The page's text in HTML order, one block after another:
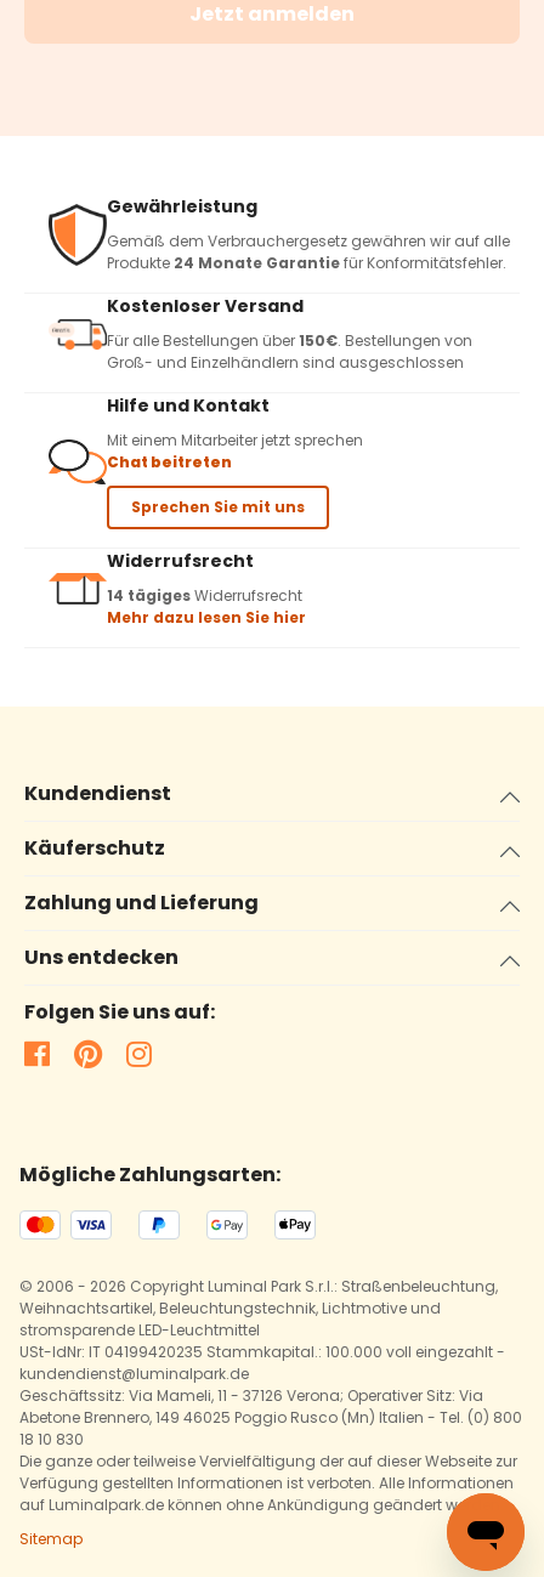
Jetzt anmelden
Gewährleistung
Gemäß dem Verbrauchergesetz gewähren wir auf alle
Produkte 24 Monate Garantiefür Konformitätsfehler.
Kostenloser Versand
Für alle Bestellungen über150€. Bestellungen von
Groß- und Einzelhändlern sind ausgeschlossen
Hilfe und Kontakt
Mit einem Mitarbeiter jetzt sprechen
Chat beitreten
Sprechen Sie mit uns
Widerrufsrecht
14 tägigesWiderrufsrecht
Mehr dazu lesen Sie hier
Kundendienst
Käuferschutz
Zahlung und Lieferung
Uns entdecken
Folgen Sie uns auf:
Mögliche Zahlungsarten:
© 2006 - 2026 Copyright Luminal Park S.r.l.: Straßenbeleuchtung,
Weihnachtsartikel, Beleuchtungstechnik, Lichtmotive und
stromsparende LED-Leuchtmittel
USt-IdNr: IT 04199420235 Stammkapital.: 100.000 voll eingezahlt -
kundendienst@luminalpark.de
Geschäftssitz: Via Mameli, 11 - 37126 Verona; Operativer Sitz: Via
Abetone Brennero, 149 46025 Poggio Rusco (Mn) Italien - Tel. (0) 800
18 10 830
Die ganze oder teilweise Vervielfältigung der auf dieser Webseite zur
Verfügung gestellten Informationen ist verboten. Alle Informationen
auf Luminalpark.de können ohne Ankündigung geändert werden.
Sitemap